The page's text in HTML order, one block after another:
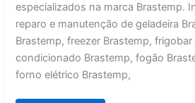
especializados na marca Brastemp.
reparo e manutenção de geladeira
Brastemp, freezer Brastemp,
condicionado Brastemp, fogão
forno elétrico Brastemp,